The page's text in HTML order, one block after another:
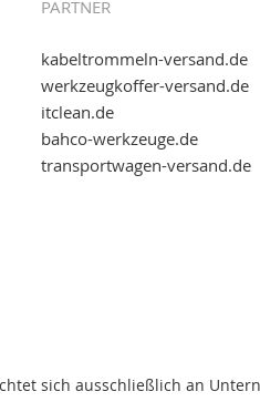
PARTNER
kabeltrommeln-versand.de
werkzeugkoffer-versand.de
itclean.de
bahco-werkzeuge.de
transportwagen-versand.de
sich ausschließlich an